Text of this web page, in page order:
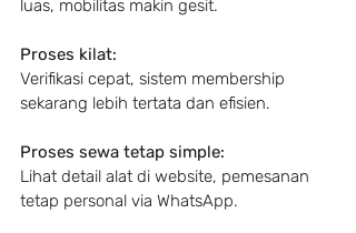
luas, mobilitas makin gesit.
Proses kilat:
Verifikasi cepat, sistem membership
sekarang lebih tertata dan efisien.
Proses sewa tetap simple:
Lihat detail alat di website, pemesanan
tetap personal via WhatsApp.